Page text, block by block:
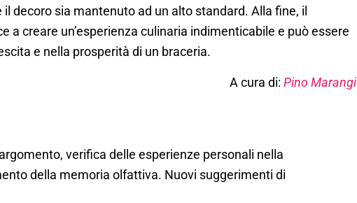
decoro sia mantenuto ad un alto standard. Alla fine, il
a creare un’esperienza culinaria indimenticabile e può essere
e nella prosperità di un braceria.
A cura di: Pino Marangi
verifica delle esperienze personali nella
della memoria olfattiva. Nuovi suggerimenti di